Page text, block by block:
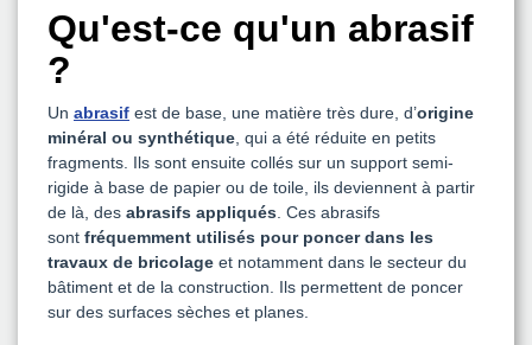
Qu'est-ce qu'un abrasif
?
Un abrasif est de base, une matière très dure, d’origine
minéral ou synthétique, qui a été réduite en petits
fragments. Ils sont ensuite collés sur un support semi-
rigide à base de papier ou de toile, ils deviennent à partir
de là, des abrasifs appliqués. Ces abrasifs
sont fréquemment utilisés pour poncer dans les
travaux de bricolage et notamment dans le secteur du
bâtiment et de la construction. Ils permettent de poncer
sur des surfaces sèches et planes.